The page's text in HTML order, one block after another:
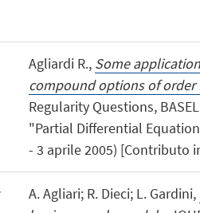
Agliardi R., Some
compound options of order
Regularity Questions,
"Partial Differential
- 3 aprile 2005) [Contributo
A. Agliari; R. Dieci; L. Gardini,